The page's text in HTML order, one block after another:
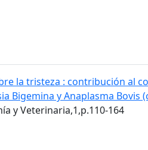
la tristeza : contribución al
Bigemina y Anaplasma Bovis
y Veterinaria,1,p.110-164